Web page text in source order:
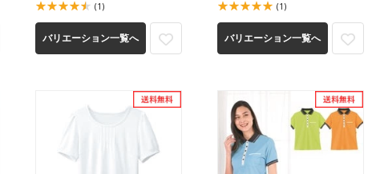
(1)
バリエーション一覧へ
(1)
バリエーション一覧へ